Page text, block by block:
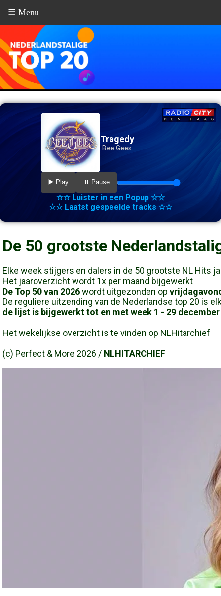
☰ Menu
Tragedy
Bee Gees
▶️ Play ⏸️ Pause
☆☆ Luister in een Popup ☆☆
☆☆ Laatst gespeelde tracks ☆☆
De 50 grootste
Elke week stijgers en dalers in de 50 grootste NL Hits
Het jaaroverzicht wordt 1x per maand bijgewerkt
De Top 50 van 2026wordt uitgezonden op vrijdaga
De reguliere uitzending van de Nederlandse top 20 is
de lijst is bijgewerkt tot en met week 1 - 29 december
Het wekelijkse overzicht is te vinden op NLHitarchief
(c) Perfect & More 2026 / NLHITARCHIEF